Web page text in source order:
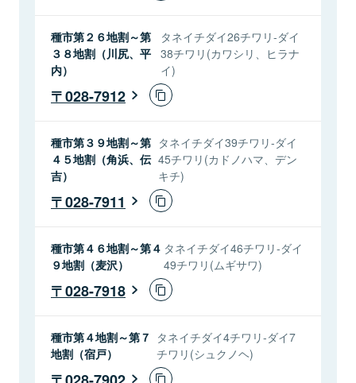
種市第２６地割～第
３８地割（川尻、平
内）
タネイチダイ26チワリ-ダイ
38チワリ(カワシリ、ヒラナ
イ)
028-7912
種市第３９地割～第
４５地割（角浜、伝
吉）
タネイチダイ39チワリ-ダイ
45チワリ(カドノハマ、デン
キチ)
028-7911
種市第４６地割～第４
９地割（麦沢）
タネイチダイ46チワリ-ダイ
49チワリ(ムギサワ)
028-7918
種市第４地割～第７
地割（宿戸）
タネイチダイ4チワリ-ダイ7
チワリ(シュクノヘ)